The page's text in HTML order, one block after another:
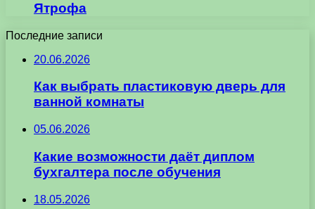
Ятрофа
Последние записи
20.06.2026
Как выбрать пластиковую дверь для
ванной комнаты
05.06.2026
Какие возможности даёт диплом
бухгалтера после обучения
18.05.2026